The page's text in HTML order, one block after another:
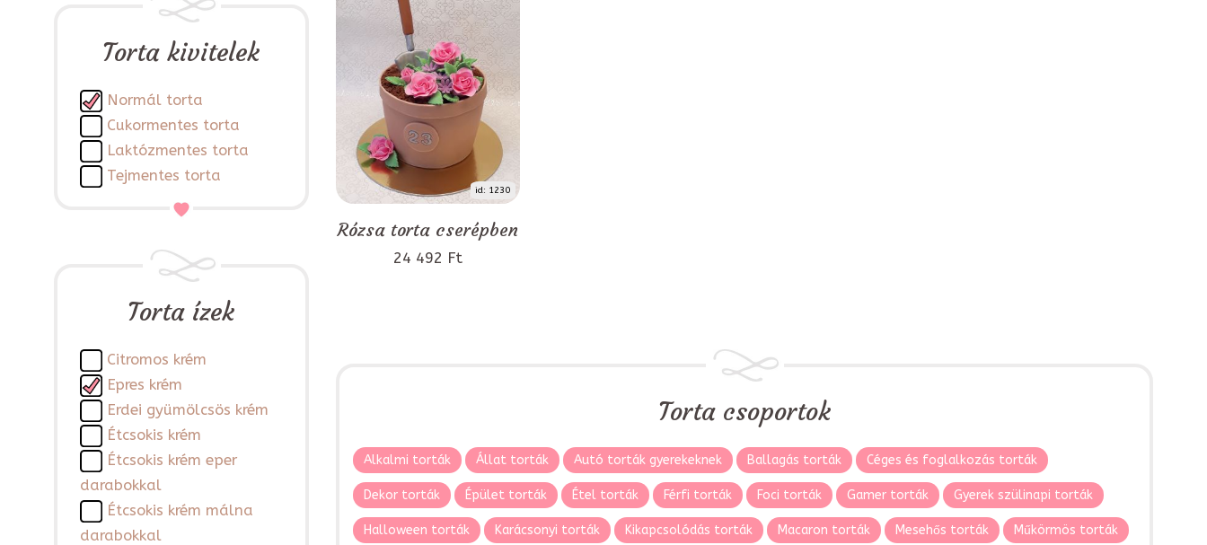
Torta kivitelek
Normál torta
Cukormentes torta
Laktózmentes torta
Tejmentes torta
Torta ízek
Citromos krém
Epres krém
Erdei gyümölcsös krém
Étcsokis krém
Étcsokis krém eper
darabokkal
Étcsokis krém málna
darabokkal
id: 1230
Rózsa torta cserépben
24 492 Ft
Torta csoportok
Alkalmi torták Állat torták Autó torták gyerekeknek Ballagás torták Céges és foglalkozás torták
Dekor torták Épület torták Étel torták Férfi torták Foci torták Gamer torták Gyerek szülinapi torták
Halloween torták Karácsonyi torták Kikapcsolódás torták Macaron torták Mesehős torták Műkörmös torták